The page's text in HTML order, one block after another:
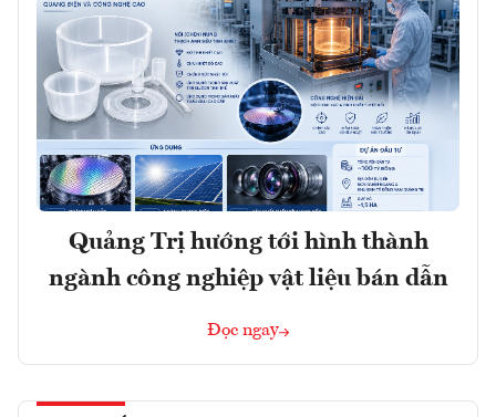
Quảng Trị hướng tới hình thành
ngành công nghiệp vật liệu bán dẫn
Đọc ngay